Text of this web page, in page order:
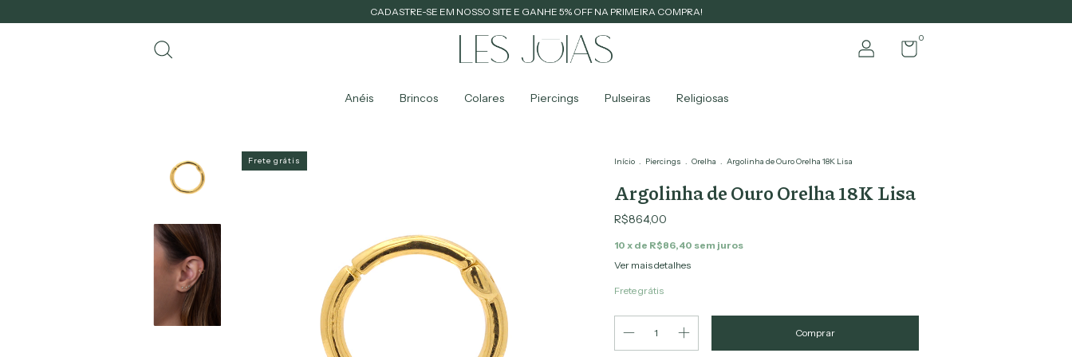
CADASTRE-SE EM NOSSO SITE E GANHE 5% OFF NA PRIMEIRA COMPRA!
0
Anéis Brincos Colares Piercings Pulseiras Religiosas
Frete grátis Início . Piercings . Orelha . Argolinha de Ouro Orelha 18K Lisa
Argolinha de Ouro Orelha 18K Lisa
R$864,00
10 x de R$86,40 sem juros
Ver mais detalhes
Frete grátis